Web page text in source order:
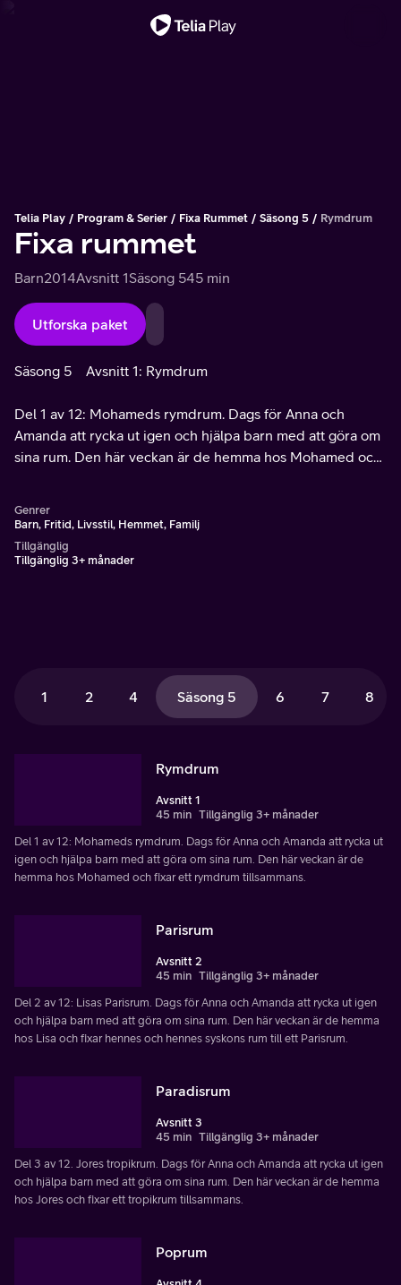
Telia Play Program & Serier Fixa Rummet Säsong 5 Rymdrum
Fixa rummet
Barn2014Avsnitt 1Säsong 545 min
Utforska paket
Säsong 5 Avsnitt 1: Rymdrum
Del 1 av 12: Mohameds rymdrum. Dags för Anna och
Amanda att rycka ut igen och hjälpa barn med att göra om
sina rum. Den här veckan är de hemma hos Mohamed och
Genrer
Barn, Fritid, Livsstil, Hemmet, Familj
Tillgänglig
Tillgänglig 3+ månader
1 2 4 Säsong 5 6 7 8
Rymdrum
Avsnitt 1
45 min Tillgänglig 3+ månader
Del 1 av 12: Mohameds rymdrum. Dags för Anna och Amanda att rycka ut
igen och hjälpa barn med att göra om sina rum. Den här veckan är de
hemma hos Mohamed och fixar ett rymdrum tillsammans.
Parisrum
Avsnitt 2
45 min Tillgänglig 3+ månader
Del 2 av 12: Lisas Parisrum. Dags för Anna och Amanda att rycka ut igen
och hjälpa barn med att göra om sina rum. Den här veckan är de hemma
hos Lisa och fixar hennes och hennes syskons rum till ett Parisrum.
Paradisrum
Avsnitt 3
45 min Tillgänglig 3+ månader
Del 3 av 12. Jores tropikrum. Dags för Anna och Amanda att rycka ut igen
och hjälpa barn med att göra om sina rum. Den här veckan är de hemma
hos Jores och fixar ett tropikrum tillsammans.
Poprum